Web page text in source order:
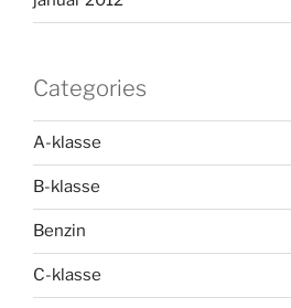
Categories
A-klasse
B-klasse
Benzin
C-klasse